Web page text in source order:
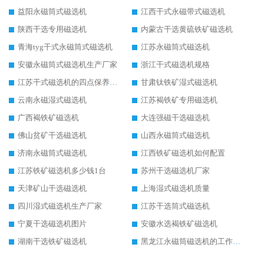
益阳永磁筒式磁选机
江西干式永磁带式磁选机
陕西干选专用磁选机
内蒙古干选黄硫铁矿磁选机
青海tyg干式永磁筒式磁选机
江苏永磁筒式磁选机
安徽永磁筒式磁选机生产厂家
浙江干式磁选机规格
江苏干式磁选机的四点保养秘籍
甘肃钛铁矿湿式磁选机
云南永磁湿式磁选机
江苏褐铁矿专用磁选机
广西褐铁矿磁选机
大连强磁干选磁选机
佛山贫矿干选磁选机
山西永磁筒式磁选机
济南永磁筒式磁选机
江西铁矿磁选机如何配置
江苏铁矿磁选机多少钱1台
苏州干选磁选机厂家
天津矿山干选磁选机
上海湿式磁选机质量
四川湿式磁选机生产厂家
江苏干选筒式磁选机
宁夏干选磁选机图片
安徽水选褐铁矿磁选机
湖南干选铁矿磁选机
黑龙江永磁筒磁选机的工作原理